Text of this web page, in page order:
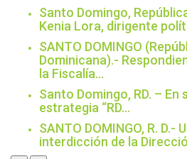
Santo Domingo,
Kenia Lora, dirigente
SANTO DOMINGO
Dominicana).-
la Fiscalía…
Santo Domingo, RD. – En
estrategia “RD…
SANTO DOMINGO, R. D.-
interdicción de la